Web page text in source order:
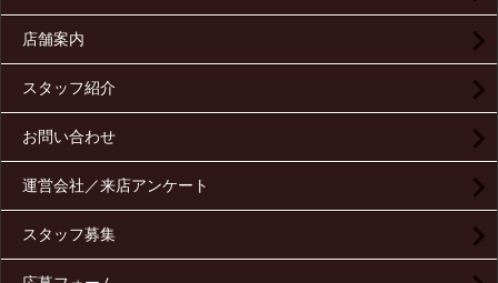
店舗案内
スタッフ紹介
お問い合わせ
運営会社／来店アンケート
スタッフ募集